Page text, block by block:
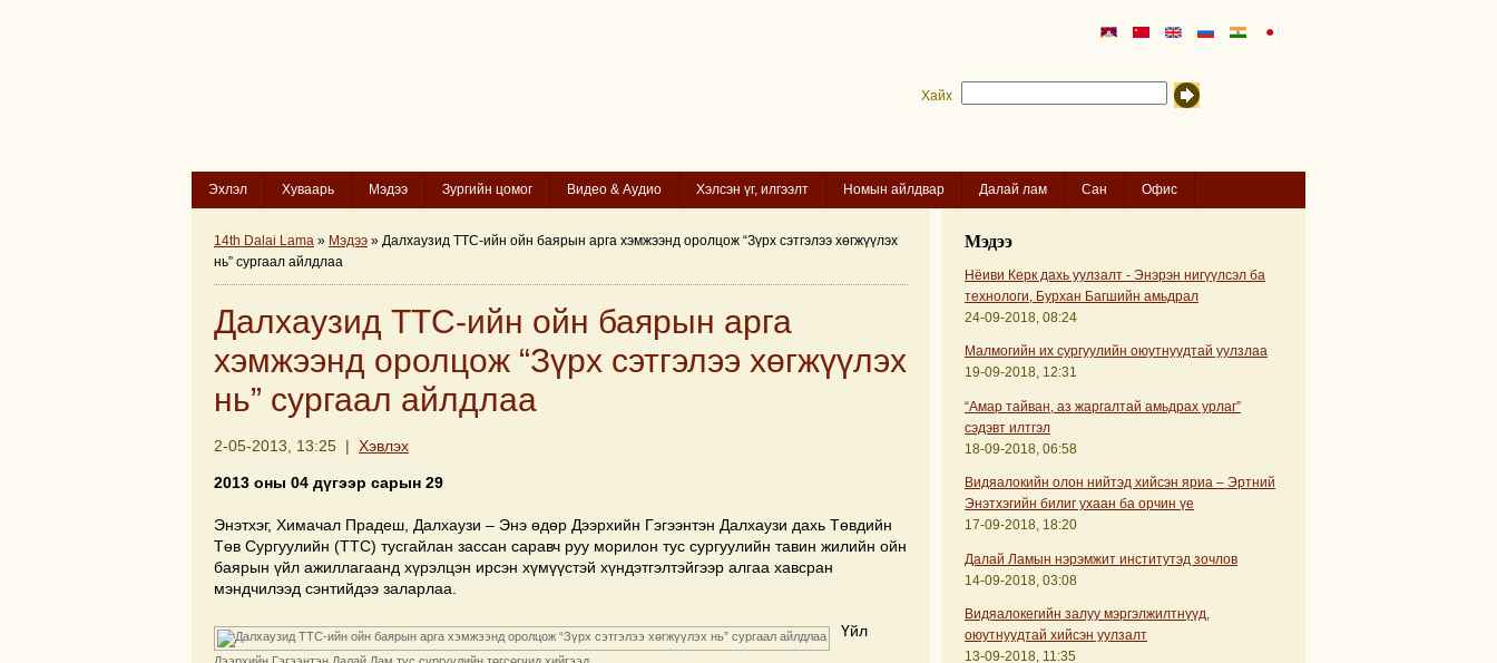
Хайх
Эхлэл Хуваарь Мэдээ Зургийн цомог Видео & Аудио Хэлсэн үг, илгээлт Номын айлдвар Далай лам Сан Офис
14th Dalai Lama » Мэдээ » Далхаузид ТТС-ийн ойн баярын арга хэмжээнд оролцож “Зүрх сэтгэлээ хөгжүүлэх
нь” сургаал айлдлаа
Далхаузид ТТС-ийн ойн баярын арга
хэмжээнд оролцож “Зүрх сэтгэлээ хөгжүүлэх
нь” сургаал айлдлаа
2-05-2013, 13:25 | Хэвлэх
2013 оны 04 дүгээр сарын 29
Энэтхэг, Химачал Прадеш, Далхаузи – Энэ өдөр Дээрхийн Гэгээнтэн Далхаузи дахь Төвдийн
Төв Сургуулийн (ТТС) тусгайлан зассан саравч руу морилон тус сургуулийн тавин жилийн ойн
баярын үйл ажиллагаанд хүрэлцэн ирсэн хүмүүстэй хүндэтгэлтэйгээр алгаа хавсран
мэндчилээд сэнтийдээ заларлаа.
Дээрхийн Гэгээнтэн Далай Лам тус сургуулийн төгсөгчид хийгээд
Үйл
Мэдээ
Нёиви Керк дахь уулзалт - Энэрэн нигүүлсэл ба
технологи, Бурхан Багшийн амьдрал
24-09-2018, 08:24
Малмогийн их сургуулийн оюутнуудтай уулзлаа
19-09-2018, 12:31
“Амар тайван, аз жаргалтай амьдрах урлаг”
сэдэвт илтгэл
18-09-2018, 06:58
Видяалокийн олон нийтэд хийсэн яриа – Эртний
Энэтхэгийн билиг ухаан ба орчин үе
17-09-2018, 18:20
Далай Ламын нэрэмжит институтэд зочлов
14-09-2018, 03:08
Видяалокегийн залуу мэргэлжилтнүүд,
оюутнуудтай хийсэн уулзалт
13-09-2018, 11:35